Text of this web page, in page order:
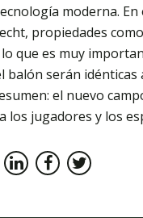
moderna.
propiedades
que es muy
balón serán idénticas
el nuevo
los jugadores y los